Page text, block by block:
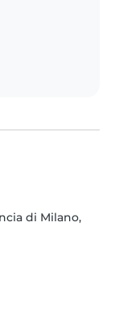
di Milano,